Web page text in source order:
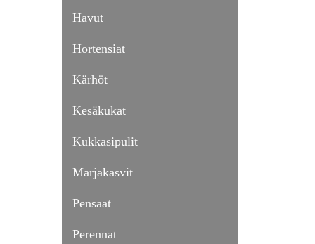
Havut
Hortensiat
Kärhöt
Kesäkukat
Kukkasipulit
Marjakasvit
Pensaat
Perennat